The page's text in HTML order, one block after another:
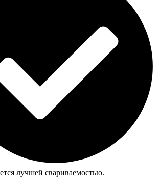
лучшей свариваемостью.